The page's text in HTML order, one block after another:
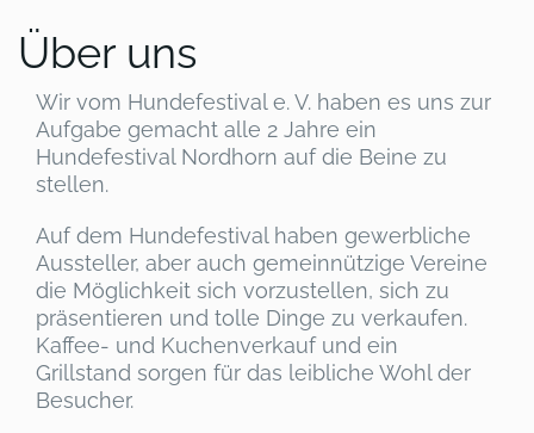
Über uns
Wir vom Hundefestival e. V. haben es uns zur
Aufgabe gemacht alle 2 Jahre ein
Hundefestival Nordhorn auf die Beine zu
stellen.
Auf dem Hundefestival haben gewerbliche
Aussteller, aber auch gemeinnützige Vereine
die Möglichkeit sich vorzustellen, sich zu
präsentieren und tolle Dinge zu verkaufen.
Kaffee- und Kuchenverkauf und ein
Grillstand sorgen für das leibliche Wohl der
Besucher.